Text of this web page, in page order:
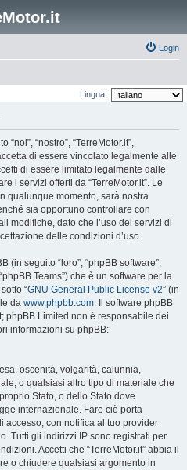
Login
Lingua:
“noi”, “nostro”, “TerreMotor.it”,
di essere vincolato legalmente alle
di essere limitato legalmente dalle
i servizi offerti da “TerreMotor.it”. Le
qualunque momento, sarà nostra
sia opportuno controllare con
modifiche, dato che l’uso dei servizi di
delle condizioni d’uso.
(in seguito “loro”, “phpBB software”,
Teams”) che è un software per la
“GNU General Public License v2” (in
da www.phpbb.com. Il software phpBB
phpBB Limited non è responsabile dei
informazioni su phpBB:
oscenità, volgarità, calunnia,
o qualsiasi altro tipo di materiale che
Stato, o dello Stato dove
internazionale. Fare ciò porta
accesso, con notifica al tuo provider
Tutti gli indirizzi IP sono registrati per
Accetti che “TerreMotor.it” abbia il
o chiudere qualsiasi argomento in